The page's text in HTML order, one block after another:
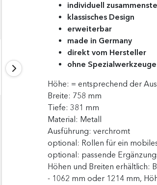
individuell
klassisches Design
erweiterbar
made in Germany
direkt vom Hersteller
ohne
Höhe: = entsprechend der
Breite: 758 mm
Tiefe:381 mm
Material: Metall
Ausführung:verchromt
optional: Rollen für ein
optional: passende
Höhen und Breiten erhältlich:
- 1062 mm oder 1214 mm,